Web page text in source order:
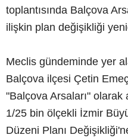
toplantısında Balçova
ilişkin plan değişikliği
Meclis gündeminde yer
Balçova ilçesi Çetin
"Balçova Arsaları" olarak
1/25 bin ölçekli İzmir
Düzeni Planı